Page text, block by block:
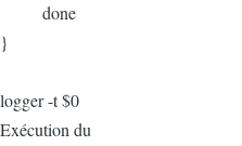
done
}
logger -t $0
Exécution du